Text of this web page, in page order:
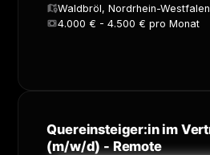
Waldbröl, Nordrhein-
4.000 € - 4.500 € pro Monat
Quereinsteiger:in im
(m/w/d) - Remote